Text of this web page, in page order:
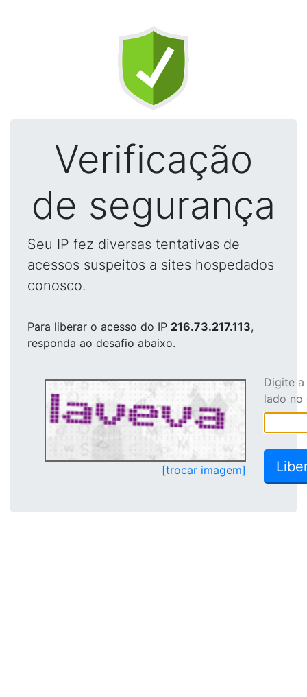
Verificação
de segurança
Seu IP fez diversas tentativas de
acessos suspeitos a sites hospedados
conosco.
Para liberar o acesso do IP 216.73.217.113,
responda ao desafio abaixo.
[trocar imagem]
Digite
lado no